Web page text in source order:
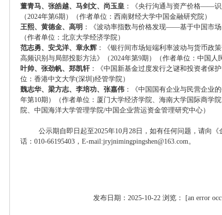
董青马、张皓越、马剑文、尚玉皇 ：《央行沟通与资产价格——识
（2024年第6期）（作者单位：西南财经大学中国金融研究院）
王熙、黄德金、高明 ：《波动率指数与价格发现——基于中国市场
（作者单位：北京大学经济学院）
范志勇、安戈洋、章永辉 ：《银行间市场短端利率波动与货币政
高频识别与局部投影方法》（2024年第9期）（作者单位：中国人
叶帅、张劲帆、郑凯轩：《中国新基金过度发行之谜和投资者保
位：香港中文大学(深圳)经管学院）
魏志华、梁方志、李培功、张嘉伟 ：《中国国有企业与民营企业
年第10期）（作者单位：厦门大学经济学院、海南大学国际商学
院、中国海洋大学管理学院/中国企业营运资金管理研究中心）
公示期自即日起至2025年10月28日，如有任何问题，请向
话：010-66195403，E-mail:jryjnimingpingshen@163.com。
发布日期：2025-10-22 浏览： [an error